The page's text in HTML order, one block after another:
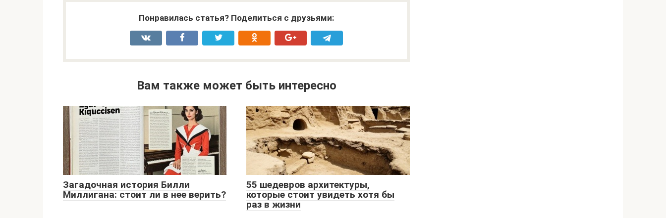
Понравилась статья? Поделиться с друзьями:
Вам также может быть интересно
Загадочная история Билли
Миллигана: стоит ли в нее верить?
55 шедевров архитектуры,
которые стоит увидеть хотя бы
раз в жизни